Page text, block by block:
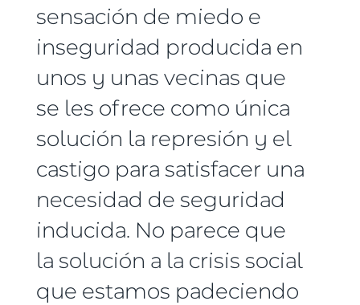
sensación de miedo e
inseguridad producida en
unos y unas vecinas que
se les ofrece como única
solución la represión y el
castigo para satisfacer una
necesidad de seguridad
inducida. No parece que
la solución a la crisis social
que estamos padeciendo